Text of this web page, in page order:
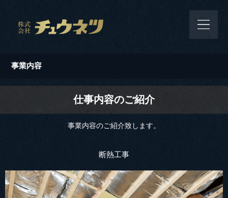
事業内容
仕事内容のご紹介
事業内容のご紹介致します。
断熱工事